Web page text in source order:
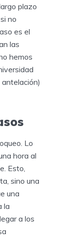
plazo
no
es el
las
hemos
Lo
hora al
Esto,
sino una
una
la
a los